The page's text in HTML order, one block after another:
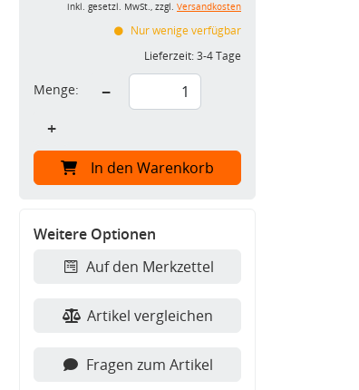
inkl. gesetzl. MwSt., zzgl. Versandkosten
Nur wenige verfügbar
Lieferzeit:3-4 Tage
Menge:
−
+
In den Warenkorb
Weitere Optionen
Auf den Merkzettel
Artikel vergleichen
Fragen zum Artikel